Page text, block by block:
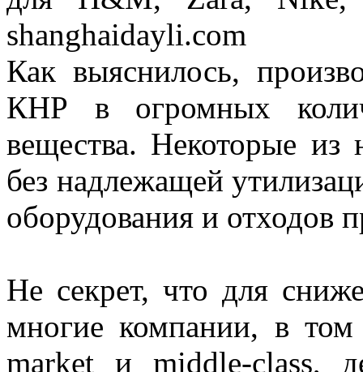
shanghaidayli.com
Как выяснилось,
КНР в огромных
вещества. Некоторые
без надлежащей
оборудования и отходов
Не секрет, что для
многие компании, в
market и middle-class,